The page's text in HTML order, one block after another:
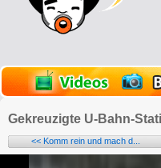
Gekreuzigte U-Bahn-
<< Komm rein und mach d...